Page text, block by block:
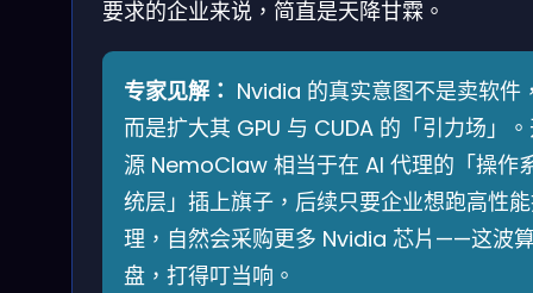
要求的企业来说，简直是天降甘霖。
专家见解： Nvidia 的真实意图不是卖软件
而是扩大其 GPU 与 CUDA 的「引力场」
源 NemoClaw 相当于在 AI 代理的「操作
统层」插上旗子，后续只要企业想跑高性
理，自然会采购更多 Nvidia 芯片——这波
盘，打得叮当响。